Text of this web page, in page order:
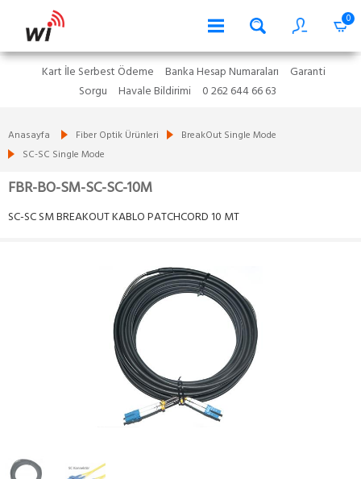
0
Kart İle Serbest Ödeme Banka Hesap Numaraları
Garanti
Sorgu
Havale Bildirimi 0 262 644 66 63
Anasayfa Fiber Optik Ürünleri
BreakOut Single Mode
SC-SC Single Mode
FBR-BO-SM-SC-SC-10M
SC-SC SM BREAKOUT KABLO PATCHCORD 10 MT